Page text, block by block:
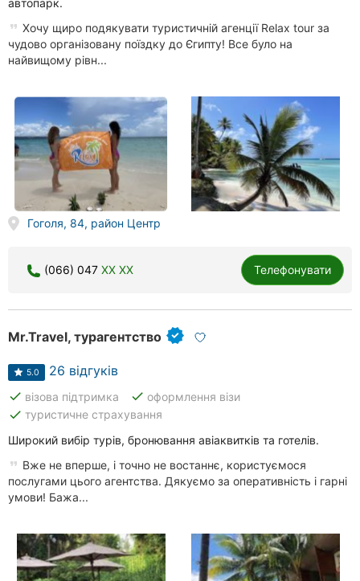
автопарк.
Хочу щиро подякувати туристичній агенції Relax tour за
чудово організовану поїздку до Єгипту! Все було на
найвищому рівн...
Гоголя, 84, район Центр
(066) 047 XX XX Телефонувати
Mr.Travel, турагентство
5.0 26 відгуків
done візова підтримка done оформлення візи
done туристичне страхування
Широкий вибір турів, бронювання авіаквитків та готелів.
Вже не вперше, і точно не востаннє, користуємося
послугами цього агентства. Дякуємо за оперативність і гарні
умови! Бажа...